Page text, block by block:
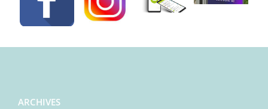
ARCHIVES